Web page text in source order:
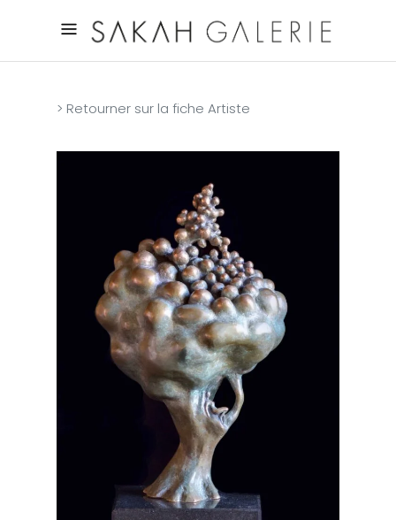
> Retourner sur la fiche Artiste